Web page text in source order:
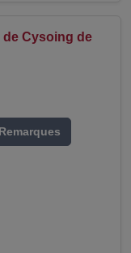
de Cysoing de